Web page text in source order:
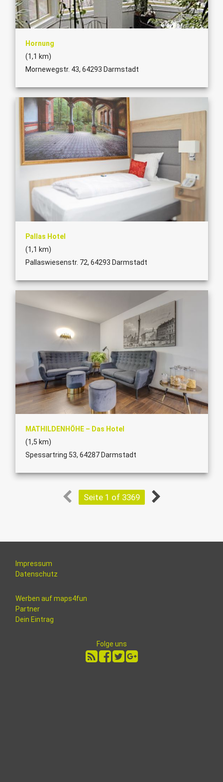
Hornung
(1,1 km)
Mornewegstr. 43, 64293 Darmstadt
Pallas Hotel
(1,1 km)
Pallaswiesenstr. 72, 64293 Darmstadt
MATHILDENHÖHE – Das Hotel
(1,5 km)
Spessartring 53, 64287 Darmstadt
Seite 1 of 3369
Impressum
Datenschutz
Werben auf maps4fun
Partner
Dein Eintrag
Folge uns